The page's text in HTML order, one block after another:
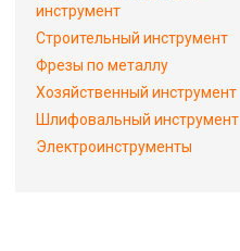
инструмент
Строительный инструмент
Фрезы по металлу
Хозяйственный инструмент
Шлифовальный инструмент
Электроинструменты